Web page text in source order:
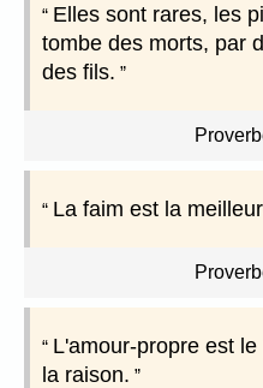
Elles sont rares, les
tombe des morts, par
des fils.
La faim est la
L'amour-propre est
la raison.